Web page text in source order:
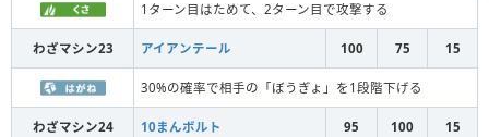
1ターン目はためて、2ターン目で攻撃する
わざマシン23 アイアンテール 100 75 15
30%の確率で相手の「ぼうぎょ」を1段階下げる
わざマシン24 10まんボルト 95 100 15